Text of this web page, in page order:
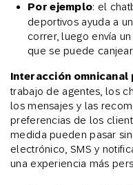
Por ejemplo: el
deportivos ayuda a
correr, luego envía
que se puede
Interacción omnicanal
trabajo de agentes, los
los mensajes y las
preferencias de los
medida pueden pasar
electrónico, SMS y
una experiencia más